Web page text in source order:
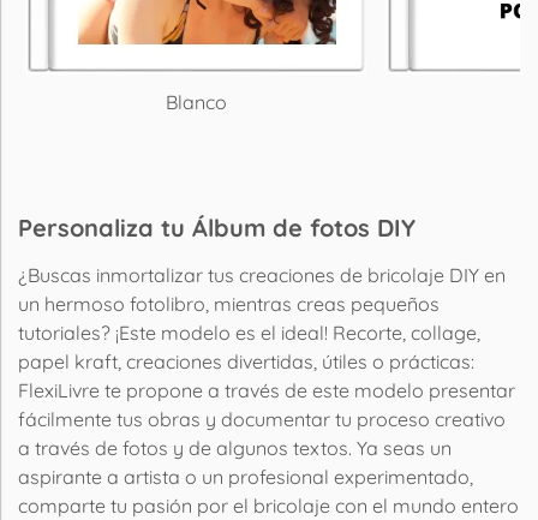
Blanco
Personaliza tu Álbum de fotos DIY
¿Buscas inmortalizar tus creaciones de bricolaje DIY en
un hermoso fotolibro, mientras creas pequeños
tutoriales? ¡Este modelo es el ideal! Recorte, collage,
papel kraft, creaciones divertidas, útiles o prácticas:
FlexiLivre te propone a través de este modelo presentar
fácilmente tus obras y documentar tu proceso creativo
a través de fotos y de algunos textos. Ya seas un
aspirante a artista o un profesional experimentado,
comparte tu pasión por el bricolaje con el mundo entero